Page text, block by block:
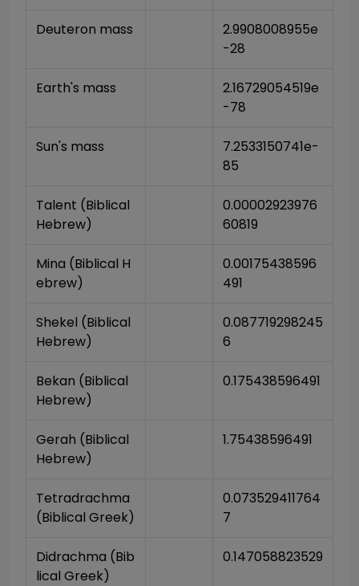
Deuteron mass
2.9908008955e
-28
Earth's mass
2.16729054519e
-78
Sun's mass
7.2533150741e-
85
Talent (Biblical
Hebrew)
0.00002923976
60819
Mina (Biblical H
ebrew)
0.00175438596
491
Shekel (Biblical
Hebrew)
0.087719298245
6
Bekan (Biblical
Hebrew)
0.175438596491
Gerah (Biblical
Hebrew)
1.75438596491
Tetradrachma
(Biblical Greek)
0.073529411764
7
Didrachma (Bib
lical Greek)
0.147058823529